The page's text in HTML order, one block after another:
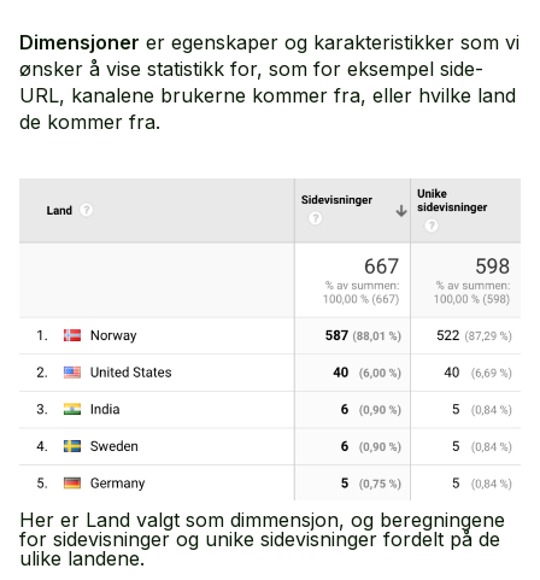
Dimensjoner er egenskaper og karakteristikker som vi
ønsker å vise statistikk for, som for eksempel side-
URL, kanalene brukerne kommer fra, eller hvilke land
de kommer fra.
Her er Land valgt som dimmensjon, og beregningene
for sidevisninger og unike sidevisninger fordelt på de
ulike landene.